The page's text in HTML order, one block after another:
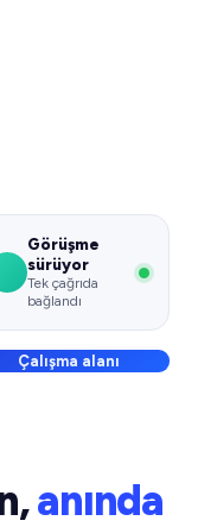
anında
Görüşme
sürüyor
Tek çağrıda
bağlandı
Çalışma alanı